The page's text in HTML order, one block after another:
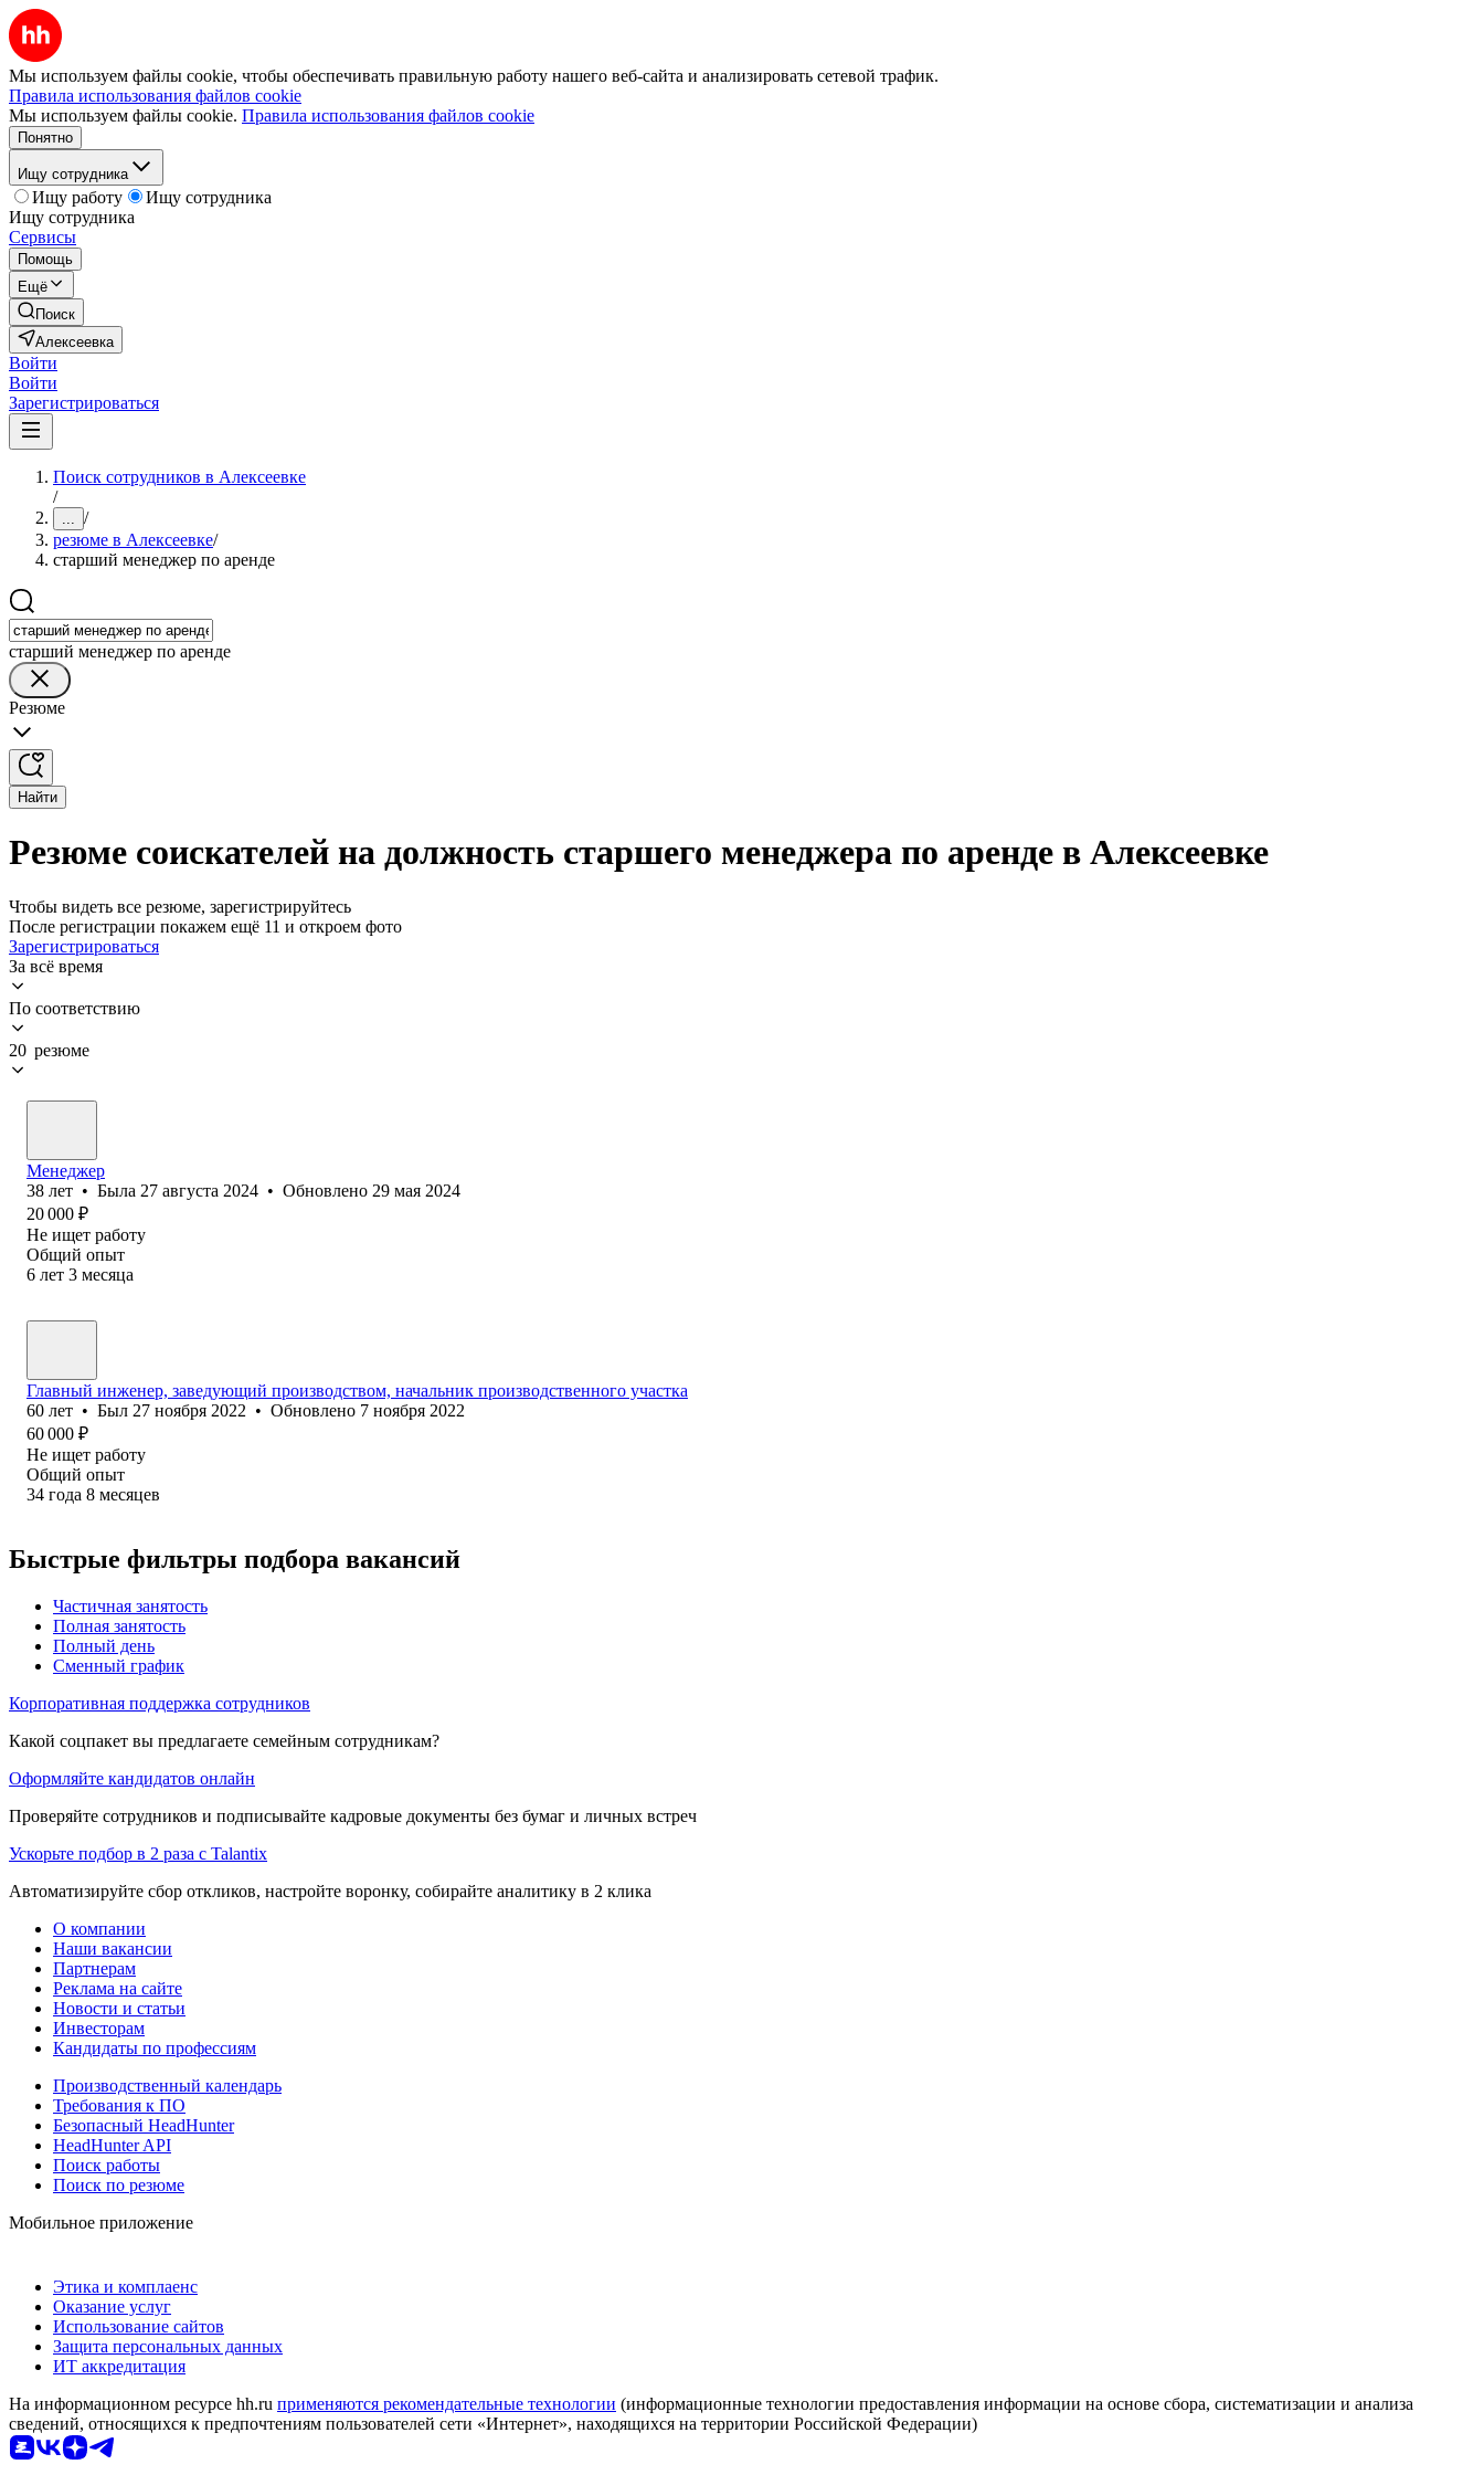
Мы используем файлы cookie, чтобы обеспечивать правильную работу нашего веб-сайта и анализировать сетевой трафик.
Правила использования файлов cookie
Мы используем файлы cookie. Правила использования файлов cookie
Понятно
Ищу сотрудника
Ищу работу
Ищу сотрудника
Ищу сотрудника
Сервисы
Помощь
Ещё
Поиск
Алексеевка
Войти
Войти
Зарегистрироваться
Поиск сотрудников в Алексеевке
/
... /
резюме в Алексеевке/
старший менеджер по аренде
старший менеджер по аренде
Резюме
Найти
Резюме соискателей на должность старшего менеджера по аренде в Алексеевке
Чтобы видеть все резюме, зарегистрируйтесь
После регистрации покажем ещё 11 и откроем фото
Зарегистрироваться
За всё время
По соответствию
20 резюме
Менеджер
38 лет • Была 27 августа 2024 • Обновлено 29 мая 2024
20 000 ₽
Не ищет работу
Общий опыт
6 лет 3 месяца
Главный инженер, заведующий производством, начальник производственного участка
60 лет • Был 27 ноября 2022 • Обновлено 7 ноября 2022
60 000 ₽
Не ищет работу
Общий опыт
34 года 8 месяцев
Быстрые фильтры подбора вакансий
Частичная занятость
Полная занятость
Полный день
Сменный график
Корпоративная поддержка сотрудников
Какой соцпакет вы предлагаете семейным сотрудникам?
Оформляйте кандидатов онлайн
Проверяйте сотрудников и подписывайте кадровые документы без бумаг и личных встреч
Ускорьте подбор в 2 раза с Talantix
Автоматизируйте сбор откликов, настройте воронку, собирайте аналитику в 2 клика
О компании
Наши вакансии
Партнерам
Реклама на сайте
Новости и статьи
Инвесторам
Кандидаты по профессиям
Производственный календарь
Требования к ПО
Безопасный HeadHunter
HeadHunter API
Поиск работы
Поиск по резюме
Мобильное приложение
Этика и комплаенс
Оказание услуг
Использование сайтов
Защита персональных данных
ИТ аккредитация
На информационном ресурсе hh.ru применяются рекомендательные технологии (информационные технологии предоставления информации на основе сбора, систематизации и анализа
сведений, относящихся к предпочтениям пользователей сети «Интернет», находящихся на территории Российской Федерации)